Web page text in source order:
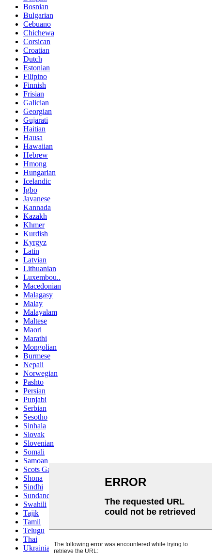
Bosnian
Bulgarian
Cebuano
Chichewa
Corsican
Croatian
Dutch
Estonian
Filipino
Finnish
Frisian
Galician
Georgian
Gujarati
Haitian
Hausa
Hawaiian
Hebrew
Hmong
Hungarian
Icelandic
Igbo
Javanese
Kannada
Kazakh
Khmer
Kurdish
Kyrgyz
Latin
Latvian
Lithuanian
Luxembou..
Macedonian
Malagasy
Malay
Malayalam
Maltese
Maori
Marathi
Mongolian
Burmese
Nepali
Norwegian
Pashto
Persian
Punjabi
Serbian
Sesotho
Sinhala
Slovak
Slovenian
Somali
Samoan
Scots Gaelic
Shona
Sindhi
Sundanese
Swahili
Tajik
Tamil
Telugu
Thai
Ukrainian